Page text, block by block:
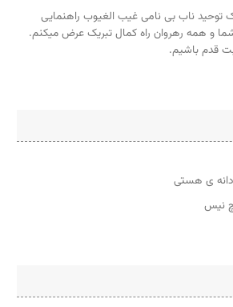
توحید ناب بی نامی غیب الغیوب راهنمایی
و همه رهروان راه کمال تبریک عرض میکنم.
قدم باشیم.
ی هستی
نیس